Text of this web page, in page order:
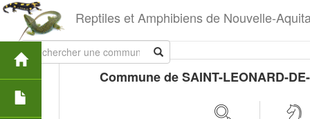
Reptiles et Amphibiens de Nouvelle-
Commune de SAINT-LEONARD-